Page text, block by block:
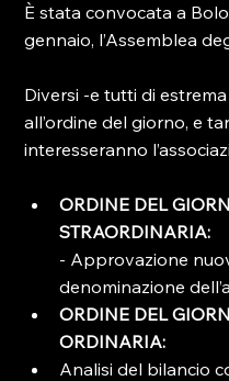
È stata convocata a
gennaio, l’Assemblea
Diversi -e tutti di
all’ordine del giorno, e
ORDINE DEL
STRAORDINARIA:
- Approvazione
denominazione
ORDINE DEL
ORDINARIA:
Analisi del bilancio